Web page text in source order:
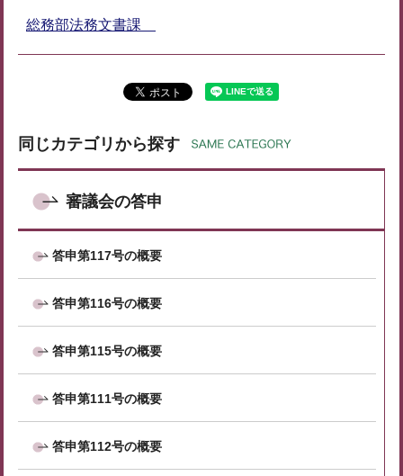
総務部法務文書課
同じカテゴリから探す
審議会の答申
答申第117号の概要
答申第116号の概要
答申第115号の概要
答申第111号の概要
答申第112号の概要